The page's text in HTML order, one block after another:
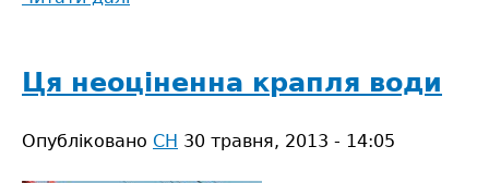
артерії
життя
Ця неоціненна крапля води
Опубліковано СН 30 травня, 2013 - 14:05